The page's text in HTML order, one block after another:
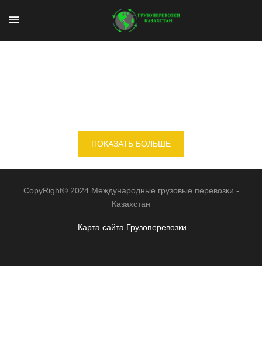
ПОКАЗАТЬ БОЛЬШЕ
CopyRight© 2024 Международные грузовые перевозки -
Казахстан
Карта сайта Грузоперевозки